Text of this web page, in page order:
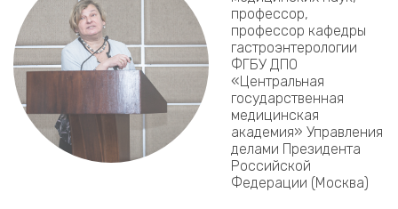
профессор,
профессор кафедры
гастроэнтерологии
ФГБУ ДПО
«Центральная
государственная
медицинская
академия» Управления
делами Президента
Российской
Федерации (Москва)